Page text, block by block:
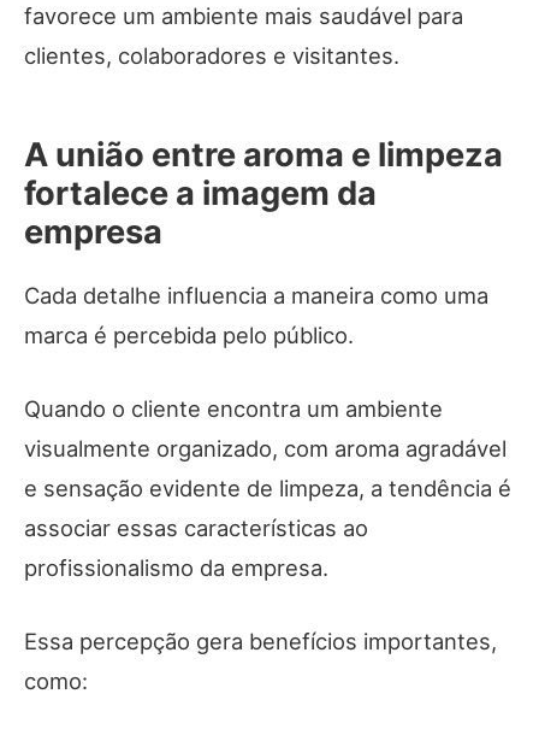
favorece um ambiente mais saudável para
clientes, colaboradores e visitantes.
A união entre aroma e limpeza
fortalece a imagem da
empresa
Cada detalhe influencia a maneira como uma
marca é percebida pelo público.
Quando o cliente encontra um ambiente
visualmente organizado, com aroma agradável
e sensação evidente de limpeza, a tendência é
associar essas características ao
profissionalismo da empresa.
Essa percepção gera benefícios importantes,
como: